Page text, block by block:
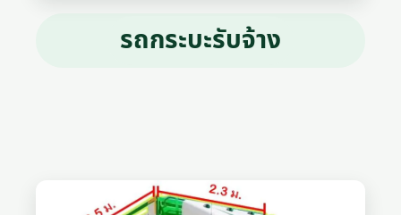
รถกระบะรับจ้าง